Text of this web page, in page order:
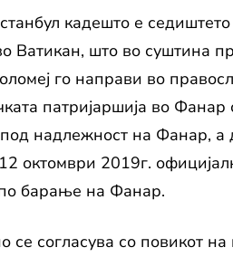
кадешто е седиштето
што во суштина
го направи во
патријаршија во Фанар
надлежност на Фанар,
октомври 2019г.
барање на Фанар.
се согласува со повикот